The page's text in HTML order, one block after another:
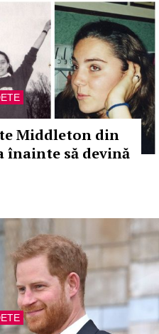
Middleton din
înainte să devină